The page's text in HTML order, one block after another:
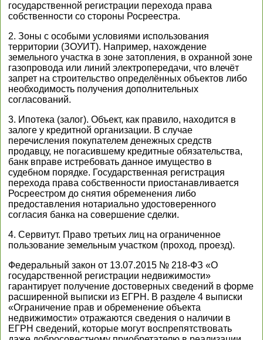
государственной регистрации перехода права
собственности со стороны Росреестра.
2. Зоны с особыми условиями использования
территории (ЗОУИТ). Например, нахождение
земельного участка в зоне затопления, в охранной зоне
газопровода или линий электропередачи, что влечёт
запрет на строительство определённых объектов либо
необходимость получения дополнительных
согласований.
3. Ипотека (залог). Объект, как правило, находится в
залоге у кредитной организации. В случае
перечисления покупателем денежных средств
продавцу, не погасившему кредитные обязательства,
банк вправе истребовать данное имущество в
судебном порядке. Государственная регистрация
перехода права собственности приостанавливается
Росреестром до снятия обременения либо
предоставления нотариально удостоверенного
согласия банка на совершение сделки.
4. Сервитут. Право третьих лиц на ограниченное
пользование земельным участком (проход, проезд).
Федеральный закон от 13.07.2015 № 218-ФЗ «О
государственной регистрации недвижимости»
гарантирует получение достоверных сведений в форме
расширенной выписки из ЕГРН. В разделе 4 выписки
«Ограничение прав и обременение объекта
недвижимости» отражаются сведения о наличии в
ЕГРН сведений, которые могут воспрепятствовать